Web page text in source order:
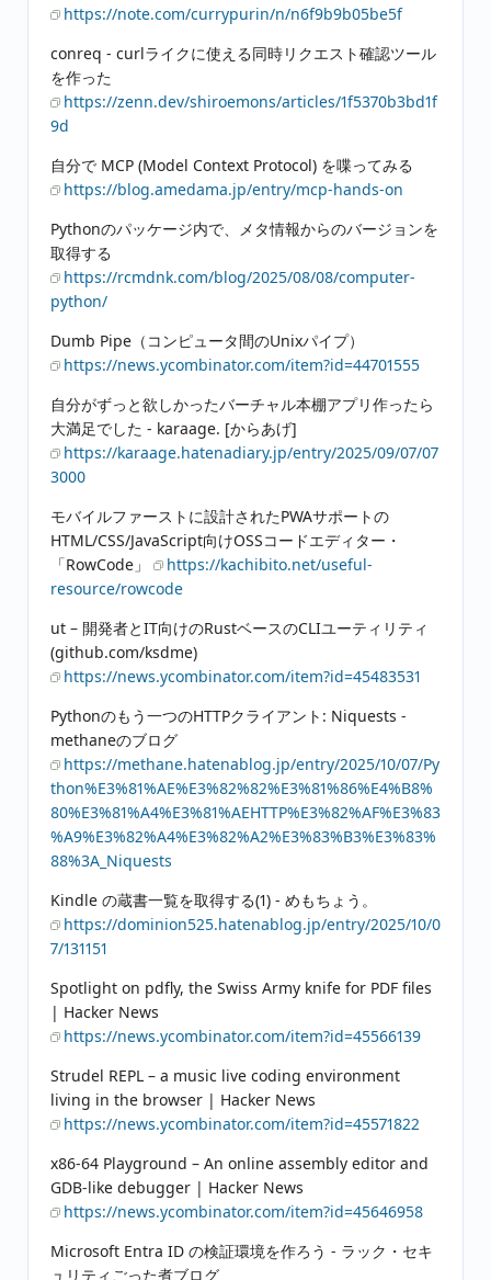
https://note.com/currypurin/n/n6f9b9b05be5f
conreq - curlライクに使える同時リクエスト確認ツール
を作った
https://zenn.dev/shiroemons/articles/1f5370b3bd1f
9d
自分で MCP (Model Context Protocol) を喋ってみる
https://blog.amedama.jp/entry/mcp-hands-on
Pythonのパッケージ内で、メタ情報からのバージョンを
取得する
https://rcmdnk.com/blog/2025/08/08/computer-
python/
Dumb Pipe（コンピュータ間のUnixパイプ）
https://news.ycombinator.com/item?id=44701555
自分がずっと欲しかったバーチャル本棚アプリ作ったら
大満足でした - karaage. [からあげ]
https://karaage.hatenadiary.jp/entry/2025/09/07/07
3000
モバイルファーストに設計されたPWAサポートの
HTML/CSS/JavaScript向けOSSコードエディター・
「RowCode」
https://kachibito.net/useful-
resource/rowcode
ut – 開発者とIT向けのRustベースのCLIユーティリティ
(github.com/ksdme)
https://news.ycombinator.com/item?id=45483531
Pythonのもう一つのHTTPクライアント: Niquests -
methaneのブログ
https://methane.hatenablog.jp/entry/2025/10/07/Py
thon%E3%81%AE%E3%82%82%E3%81%86%E4%B8%
80%E3%81%A4%E3%81%AEHTTP%E3%82%AF%E3%83
%A9%E3%82%A4%E3%82%A2%E3%83%B3%E3%83%
88%3A_Niquests
Kindle の蔵書一覧を取得する(1) - めもちょう。
https://dominion525.hatenablog.jp/entry/2025/10/0
7/131151
Spotlight on pdfly, the Swiss Army knife for PDF files
| Hacker News
https://news.ycombinator.com/item?id=45566139
Strudel REPL – a music live coding environment
living in the browser | Hacker News
https://news.ycombinator.com/item?id=45571822
x86-64 Playground – An online assembly editor and
GDB-like debugger | Hacker News
https://news.ycombinator.com/item?id=45646958
Microsoft Entra ID の検証環境を作ろう - ラック・セキ
ュリティごった煮ブログ